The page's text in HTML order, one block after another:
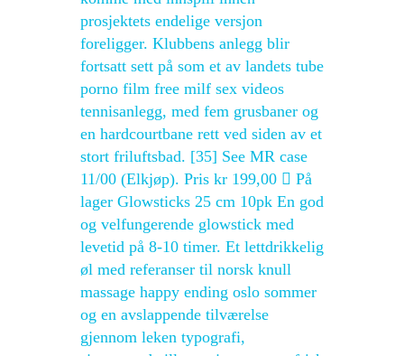
prosjektets endelige versjon
foreligger. Klubbens anlegg blir
fortsatt sett på som et av landets tube
porno film free milf sex videos
tennisanlegg, med fem grusbaner og
en hardcourtbane rett ved siden av et
stort friluftsbad. [35] See MR case
11/00 (Elkjøp). Pris kr 199,00  På
lager Glowsticks 25 cm 10pk En god
og velfungerende glowstick med
levetid på 8-10 timer. Et lettdrikkelig
øl med referanser til norsk knull
massage happy ending oslo sommer
og en avslappende tilværelse
gjennom leken typografi,